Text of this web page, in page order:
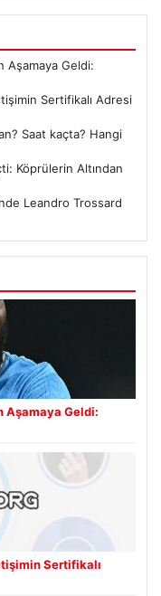
Aşamaya Geldi:
Sertifikalı Adresi
Saat kaçta? Hangi
Köprülerin Altından
Leandro Trossard
Aşamaya Geldi:
Sertifikalı